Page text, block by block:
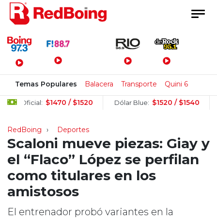
Menú Principal
Temas Populares Balacera Transporte Quini 6
$1470 / $1520 Dólar Blue: $1520 / $1540
RedBoing Deportes
Scaloni mueve piezas: Giay y
el “Flaco” López se perfilan
como titulares en los
amistosos
El entrenador probó variantes en la